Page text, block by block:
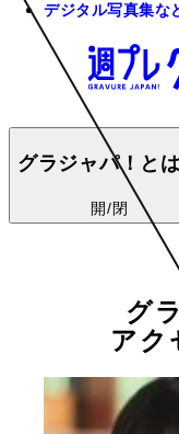
デジタル写真集な
グラジャパ！と
開/閉
グ
アク